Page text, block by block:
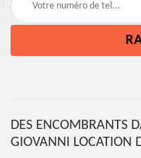
DES ENCOMBRANTS
GIOVANNI LOCATION